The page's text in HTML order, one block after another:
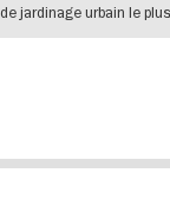
jardinage urbain le